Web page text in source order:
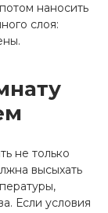
наносить
слоя:
не только
высыхать
Если условия